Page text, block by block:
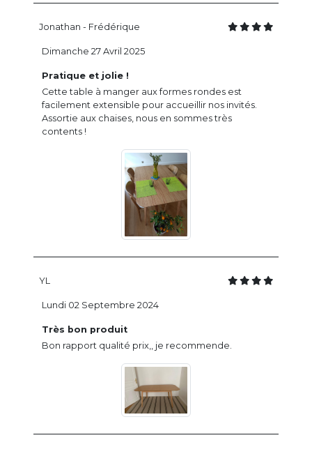
Jonathan - Frédérique
Pratique et jolie !
Cette table à manger aux formes rondes est
facilement extensible pour accueillir nos invités.
Assortie aux chaises, nous en sommes très
contents !
Dimanche 27 Avril 2025
YL
Très bon produit
Bon rapport qualité prix,, je recommende.
Lundi 02 Septembre 2024